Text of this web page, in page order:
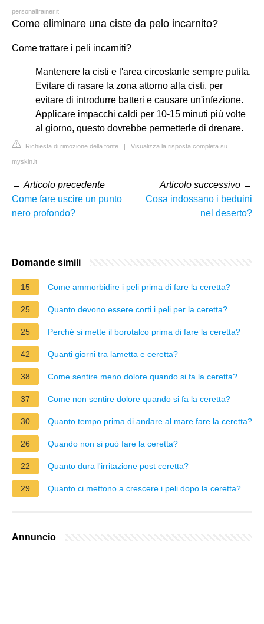
personaltrainer.it
Come eliminare una ciste da pelo incarnito?
Come trattare i peli incarniti?
Mantenere la cisti e l'area circostante sempre pulita.
Evitare di rasare la zona attorno alla cisti, per
evitare di introdurre batteri e causare un'infezione.
Applicare impacchi caldi per 10-15 minuti più volte
al giorno, questo dovrebbe permetterle di drenare.
Richiesta di rimozione della fonte | Visualizza la risposta completa su
myskin.it
← Articolo precedente
Come fare uscire un punto
nero profondo?
Articolo successivo →
Cosa indossano i beduini
nel deserto?
Domande simili
15 Come ammorbidire i peli prima di fare la ceretta?
25 Quanto devono essere corti i peli per la ceretta?
25 Perché si mette il borotalco prima di fare la ceretta?
42 Quanti giorni tra lametta e ceretta?
38 Come sentire meno dolore quando si fa la ceretta?
37 Come non sentire dolore quando si fa la ceretta?
30 Quanto tempo prima di andare al mare fare la ceretta?
26 Quando non si può fare la ceretta?
22 Quanto dura l'irritazione post ceretta?
29 Quanto ci mettono a crescere i peli dopo la ceretta?
Annuncio